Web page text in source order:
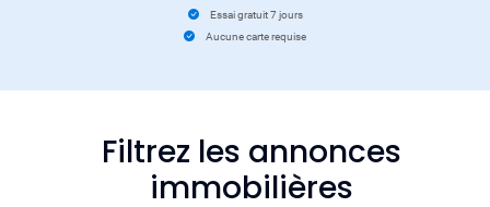
Essai gratuit 7 jours
Aucune carte requise
Filtrez les annonces
immobilières